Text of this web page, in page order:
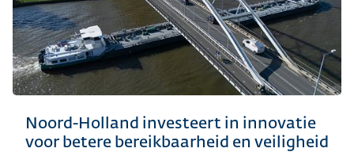
Noord-Holland investeert in innovatie
voor betere bereikbaarheid en veiligheid